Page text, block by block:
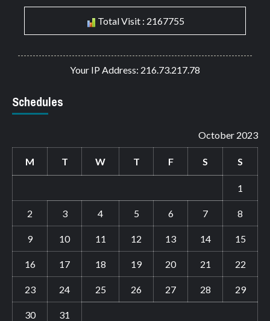
Total Visit : 2167755
Your IP Address: 216.73.217.78
Schedules
October 2023
M T W T F S S
1
2 3 4 5 6 7 8
9 10 11 12 13 14 15
16 17 18 19 20 21 22
23 24 25 26 27 28 29
30 31